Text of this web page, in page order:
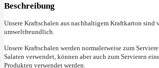
Beschreibung
Unsere Kraftschalen aus nachhaltigem Kraftkarton sind
umweltfreundlich.
Unsere Kraftschalen werden normalerweise zum
Salaten verwendet, können aber auch zum Servieren
Produkten verwendet werden.